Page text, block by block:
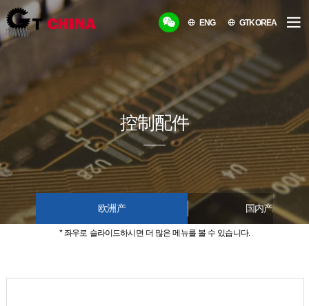
ENG GTKOREA
控制配件
欧洲产 国内产品